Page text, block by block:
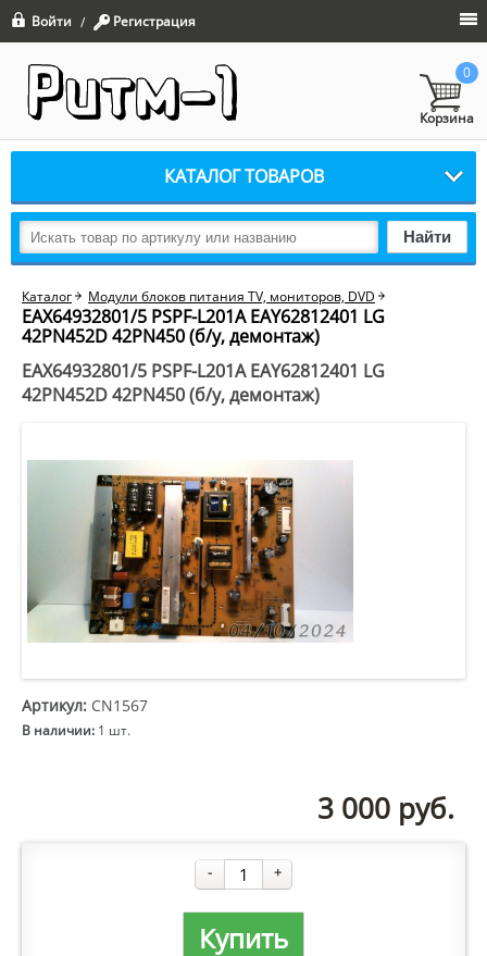
Войти / Регистрация
0
Корзина
КАТАЛОГ ТОВАРОВ
Найти
Каталог Модули блоков питания TV, мониторов, DVD
EAX64932801/5 PSPF-L201A EAY62812401 LG
42PN452D 42PN450 (б/у, демонтаж)
EAX64932801/5 PSPF-L201A EAY62812401 LG
42PN452D 42PN450 (б/у, демонтаж)
Артикул: CN1567
В наличии: 1 шт.
+
-
Купить
3 000 руб.